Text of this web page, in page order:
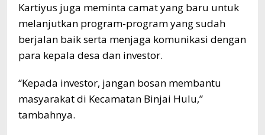
Kartiyus juga meminta camat yang baru untuk
melanjutkan program-program yang sudah
berjalan baik serta menjaga komunikasi dengan
para kepala desa dan investor.
“Kepada investor, jangan bosan membantu
masyarakat di Kecamatan Binjai Hulu,”
tambahnya.